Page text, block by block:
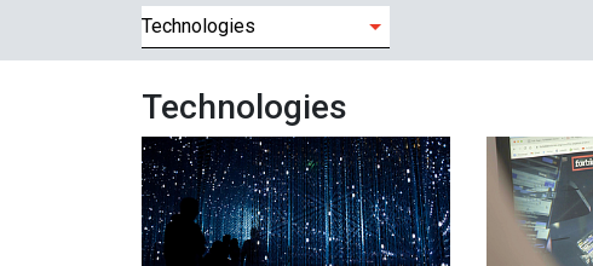
Filtres
Technologies